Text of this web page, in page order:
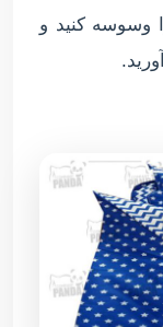
وسوسه کنید و